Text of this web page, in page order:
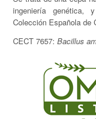
ingeniería genética,
Colección Española de
CECT 7657:Bacillus